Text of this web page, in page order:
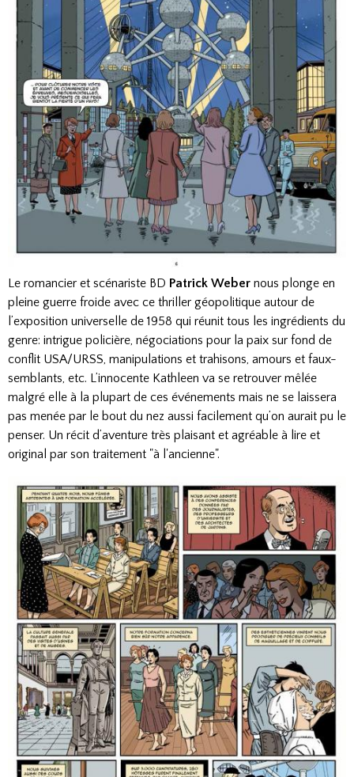
Le romancier et scénariste BD Patrick Weber nous plonge en
pleine guerre froide avec ce thriller géopolitique autour de
l’exposition universelle de 1958 qui réunit tous les ingrédients du
genre: intrigue policière, négociations pour la paix sur fond de
conflit USA/URSS, manipulations et trahisons, amours et faux-
semblants, etc. L’innocente Kathleen va se retrouver mêlée
malgré elle à la plupart de ces événements mais ne se laissera
pas menée par le bout du nez aussi facilement qu’on aurait pu le
penser. Un récit d’aventure très plaisant et agréable à lire et
original par son traitement "à l'ancienne".